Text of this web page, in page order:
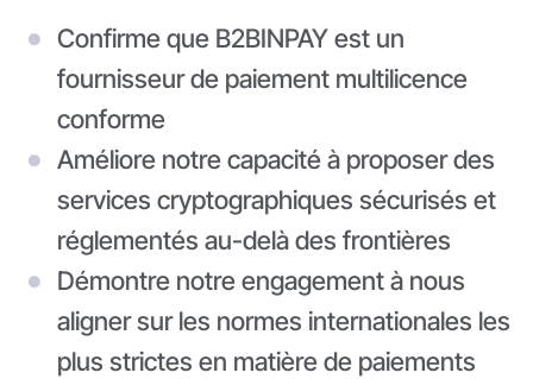
Confirme que B2BINPAY est un
fournisseur de paiement multilicence
conforme
Améliore notre capacité à proposer des
services cryptographiques sécurisés et
réglementés au-delà des frontières
Démontre notre engagement à nous
aligner sur les normes internationales les
plus strictes en matière de paiements